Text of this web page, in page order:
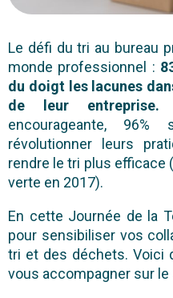
Le défi du tri au bureau
monde professionnel : 8
du doigt les lacunes
de leur entreprise.
encourageante,
révolutionner leurs
rendre le tri plus efficace
verte en 2017).
En cette Journée de la
pour sensibiliser vos
tri et des déchets. Voici
vous accompagner sur le